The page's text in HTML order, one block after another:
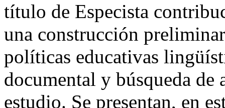
título de Especista
una construcción
políticas educativas
documental y búsqueda de
estudio. Se presentan, en